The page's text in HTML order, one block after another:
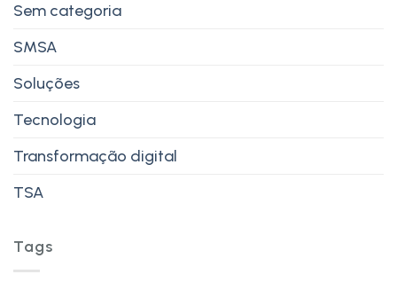
Sem categoria
SMSA
Soluções
Tecnologia
Transformação digital
TSA
Tags